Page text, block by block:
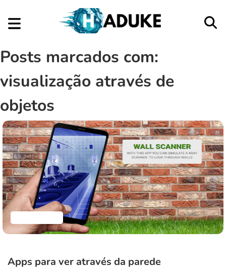
Posts marcados com:
visualização através de
objetos
Apps para ver através da parede